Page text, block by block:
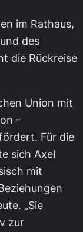
im Rathaus,
des
die Rückreise
Union mit
–
Für die
sich Axel
mit
„Sie
zur